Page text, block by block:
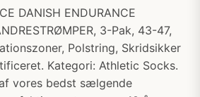
DANISH ENDURANCE
3-Pak, 43-47,
Polstring, Skridsikker
Kategori: Athletic Socks.
vores bedst sælgende